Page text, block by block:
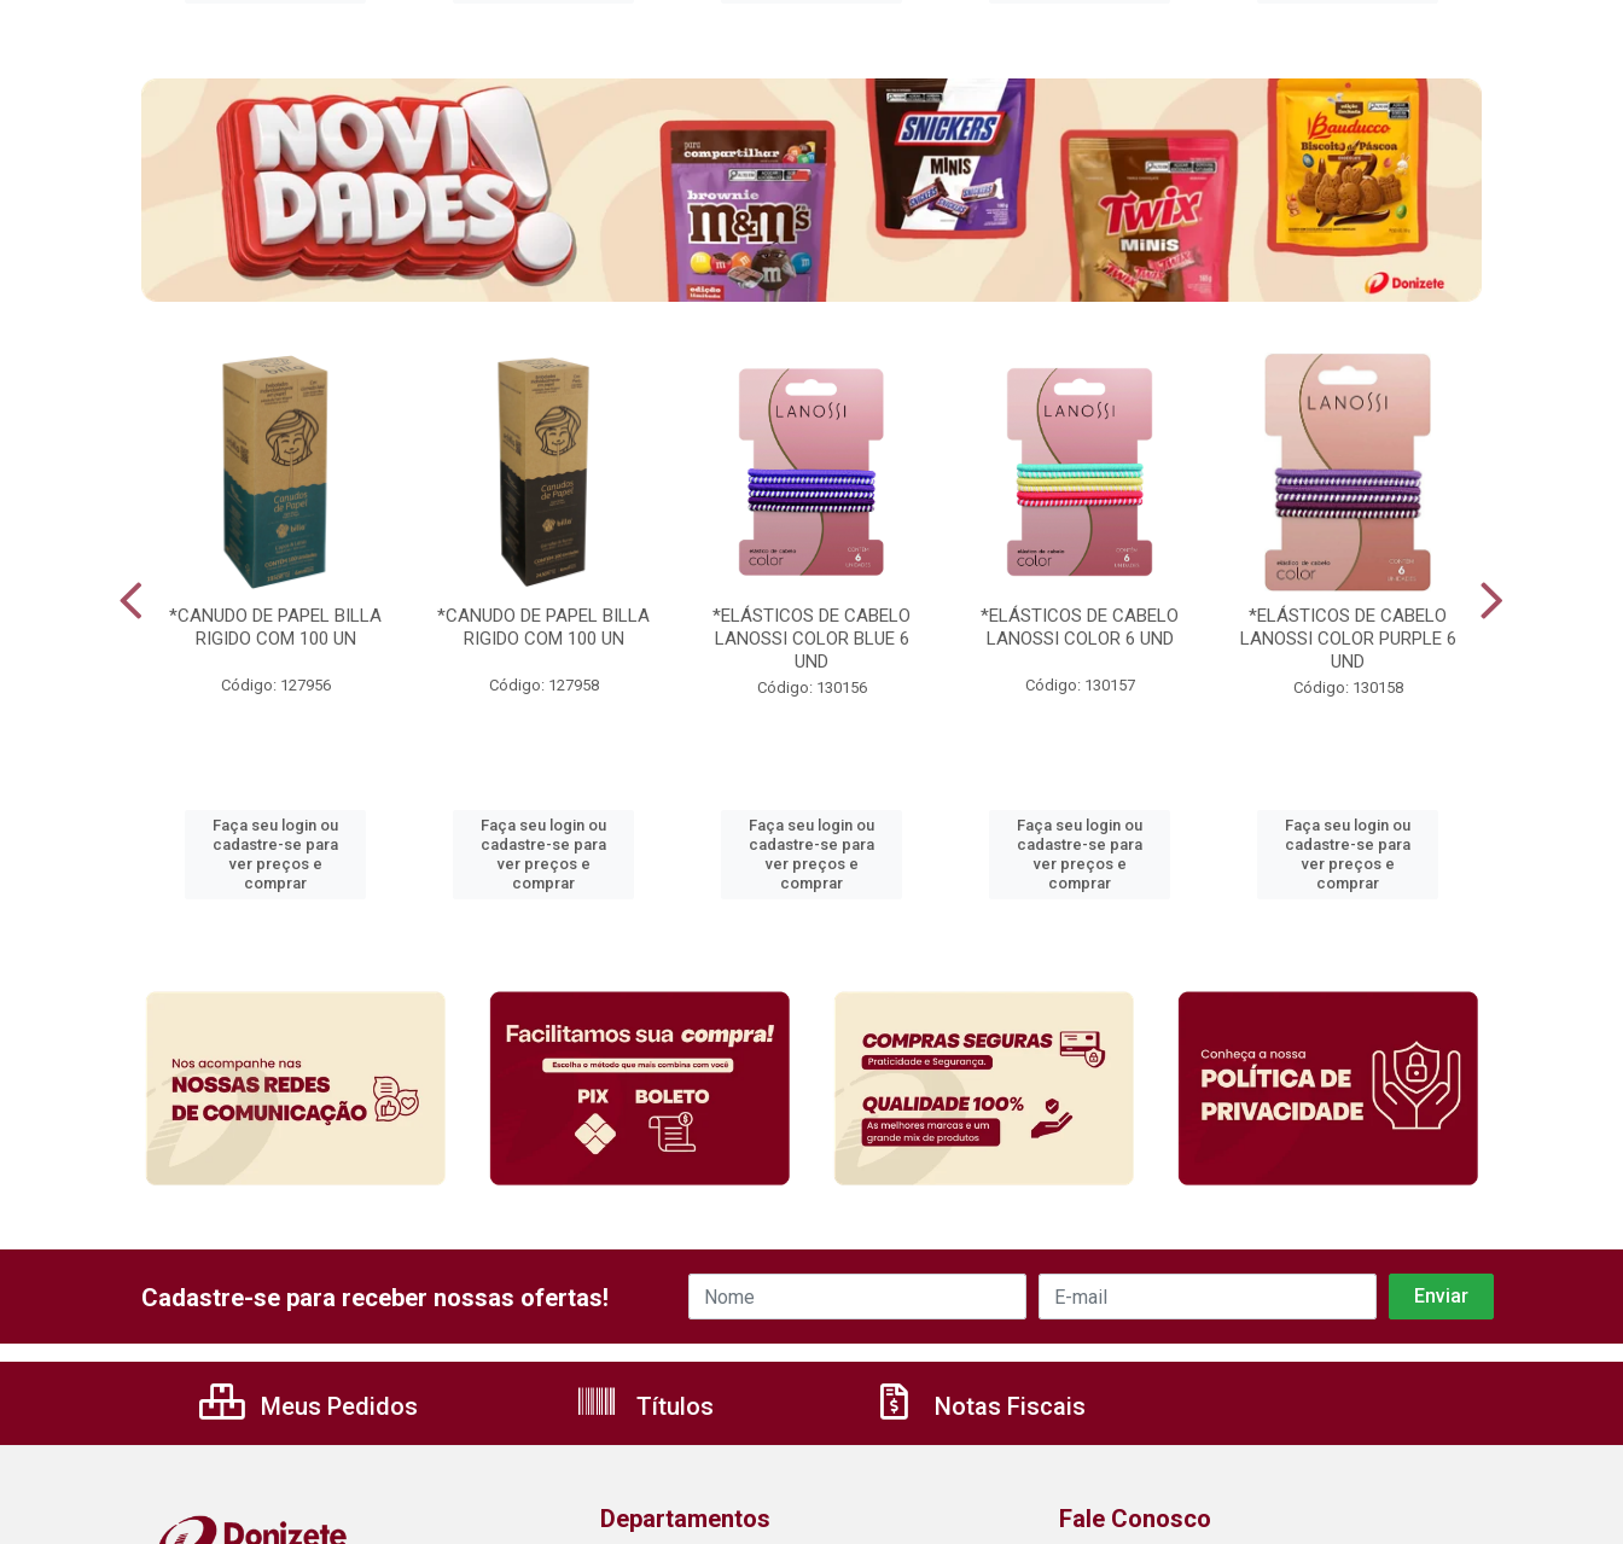
*CANUDO DE PAPEL BILLA
RIGIDO COM 100 UN
Código: 127956
Faça seu login ou
cadastre-se para
ver preços e
comprar
*CANUDO DE PAPEL BILLA
RIGIDO COM 100 UN
Código: 127958
Faça seu login ou
cadastre-se para
ver preços e
comprar
*ELÁSTICOS DE CABELO
LANOSSI COLOR BLUE 6
UND
Código: 130156
Faça seu login ou
cadastre-se para
ver preços e
comprar
*ELÁSTICOS DE CABELO
LANOSSI COLOR 6 UND
Código: 130157
Faça seu login ou
cadastre-se para
ver preços e
comprar
*ELÁSTICOS DE CABELO
LANOSSI COLOR PURPLE 6
UND
Código: 130158
Faça seu login ou
cadastre-se para
ver preços e
comprar
Cadastre-se para receber nossas ofertas!
Meus Pedidos Títulos Notas Fiscais
Departamentos Fale Conosco